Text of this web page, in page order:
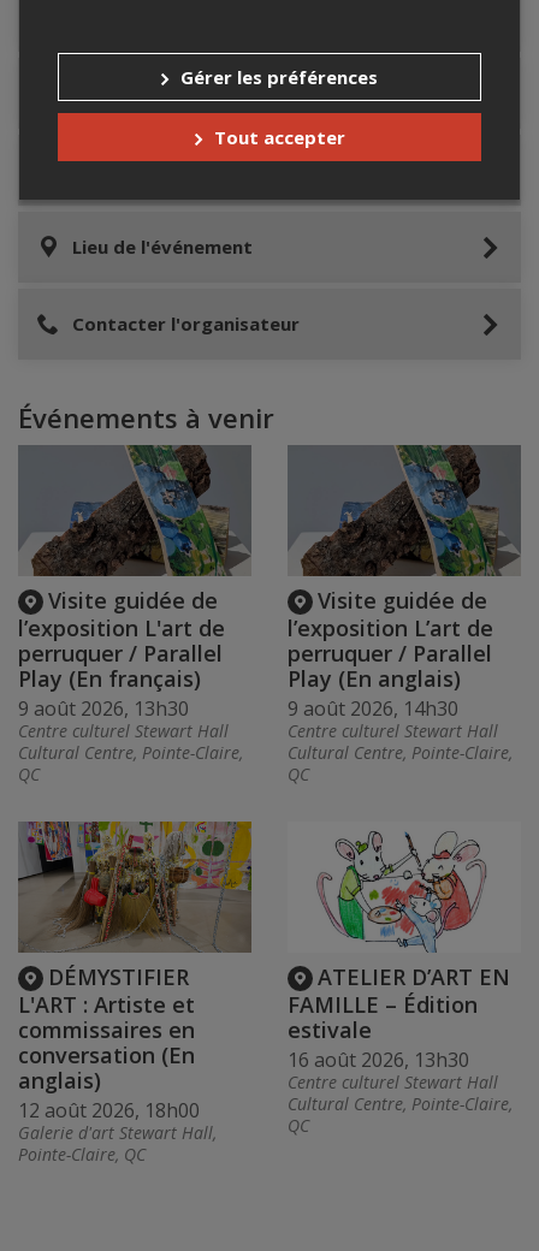
Accès au site de l'événement
Lieu de l'événement
Contacter l'organisateur
Événements à venir
Visite guidée de
l’exposition L'art de
perruquer / Parallel
Play (En français)
9 août 2026, 13h30
Centre culturel Stewart Hall
Cultural Centre, Pointe-Claire,
QC
Visite guidée de
l’exposition L’art de
perruquer / Parallel
Play (En anglais)
9 août 2026, 14h30
Centre culturel Stewart Hall
Cultural Centre, Pointe-Claire,
QC
DÉMYSTIFIER
L'ART : Artiste et
commissaires en
conversation (En
anglais)
12 août 2026, 18h00
Galerie d'art Stewart Hall,
Pointe-Claire, QC
ATELIER D’ART EN
FAMILLE – Édition
estivale
16 août 2026, 13h30
Centre culturel Stewart Hall
Cultural Centre, Pointe-Claire,
QC
Gérer les préférences
Tout accepter